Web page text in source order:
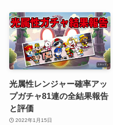
光属性レンジャー確率アッ
プガチャ81連の全結果報告
と評価
2022年1月15日